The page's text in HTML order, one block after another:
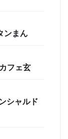
ンまん
フェ玄
シャルド